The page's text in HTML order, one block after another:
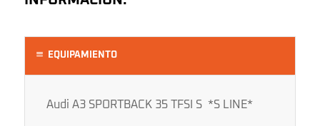
EQUIPAMIENTO
Audi A3 SPORTBACK 35 TFSI S *S LINE*